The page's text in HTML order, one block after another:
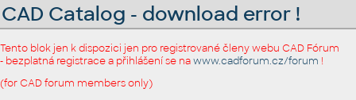
CAD Catalog - download error !
Tento blok jen k dispozici jen pro registrované členy webu CAD Fórum
- bezplatná registrace a přihlášení se nawww.cadforum.cz/forum !
(for CAD forum members only)